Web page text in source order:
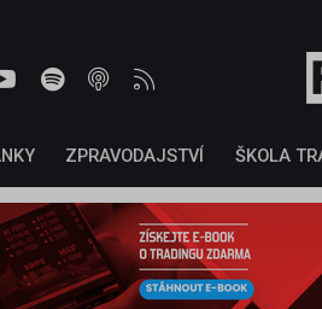
ZPRAVODAJSTVÍ ŠKOLA